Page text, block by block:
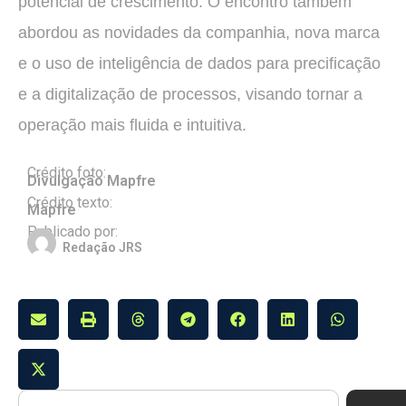
abordou as novidades da companhia, nova marca
e o uso de inteligência de dados para precificação
e a digitalização de processos, visando tornar a
operação mais fluida e intuitiva.
Crédito foto:
Divulgação Mapfre
Crédito texto:
Mapfre
Publicado por:
Redação JRS